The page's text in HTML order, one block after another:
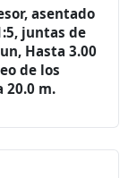
asentado
juntas de
Hasta 3.00
de los
20.0 m.